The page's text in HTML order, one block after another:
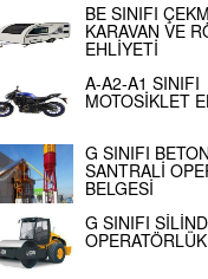
BE SINIFI
KARAVAN VE
EHLİYETİ
A-A2-A1 SINIFI
MOTOSİKLET
G SINIFI BETON
SANTRALİ
BELGESİ
G SINIFI